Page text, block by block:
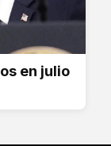
en julio